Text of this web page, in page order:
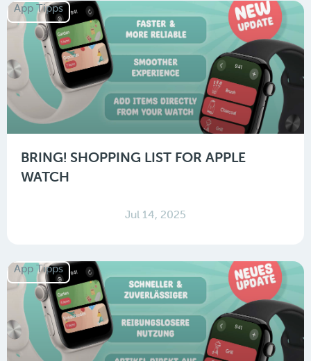
App Tipps
BRING! SHOPPING LIST FOR APPLE
WATCH
Jul 14, 2025
App Tipps